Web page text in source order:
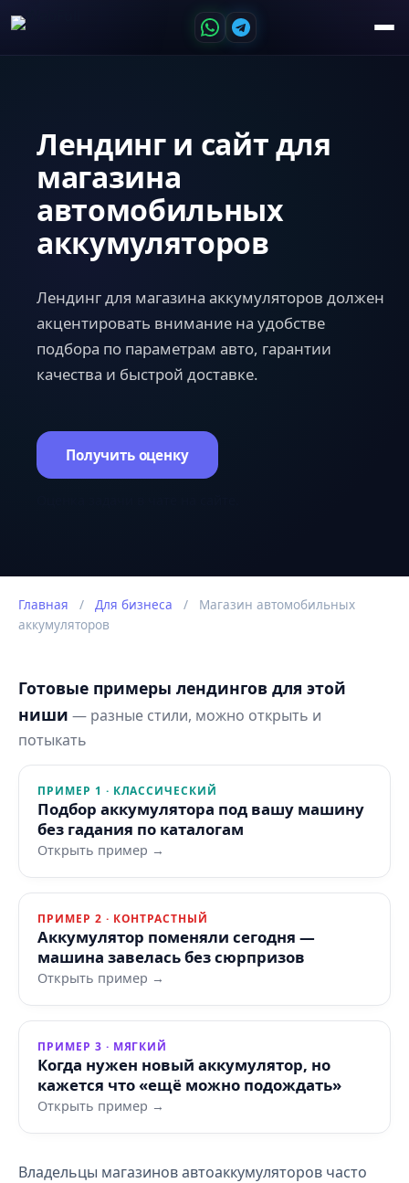
Лендинг и сайт для
магазина
автомобильных
аккумуляторов
Лендинг для магазина аккумуляторов должен
акцентировать внимание на удобстве
подбора по параметрам авто, гарантии
качества и быстрой доставке.
Получить оценку
Главная / Для бизнеса /
Магазин автомобильных
аккумуляторов
Готовые примеры лендингов для этой
ниши — разные стили, можно открыть и
потыкать
ПРИМЕР 1 · КЛАССИЧЕСКИЙ
Подбор аккумулятора под вашу машину
без гадания по каталогам
Открыть пример →
ПРИМЕР 2 · КОНТРАСТНЫЙ
Аккумулятор поменяли сегодня —
машина завелась без сюрпризов
Открыть пример →
ПРИМЕР 3 · МЯГКИЙ
Когда нужен новый аккумулятор, но
кажется что «ещё можно подождать»
Открыть пример →
Владельцы магазинов автоаккумуляторов часто